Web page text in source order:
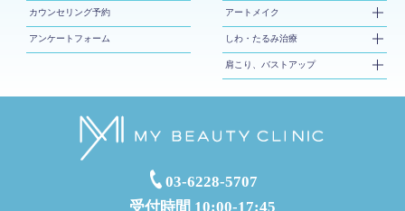
カウンセリング予約
アンケートフォーム
アートメイク
しわ・たるみ治療
肩こり、バストアップ
03-6228-5707
受付時間 10:00-17:45